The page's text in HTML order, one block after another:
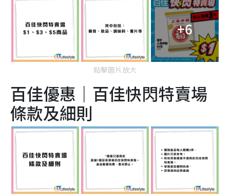
+6
點擊圖片放大
百佳優惠｜百佳快閃特賣場
條款及細則